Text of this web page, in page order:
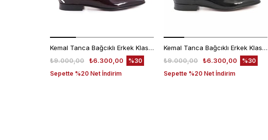
Kemal Tanca Bağcıklı Erkek Klasik Ayakkabı 700
₺6.300,00
₺9.000,00
Sepette %20 Net İndirim
%30
Kemal Tanca Bağcıklı Erkek Klasik Ayakkabı 700
₺6.300,00
₺9.000,00
Sepette %20 Net İndirim
%30